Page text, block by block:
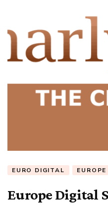
EURO DIGITAL EUROPE
Europe Digital